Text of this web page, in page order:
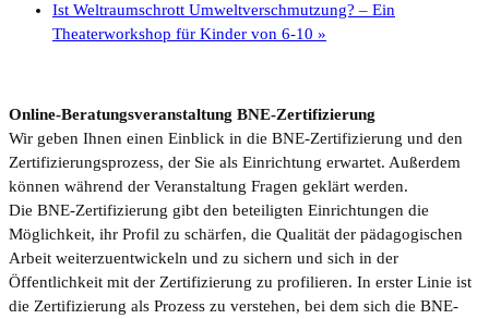
Ist Weltraumschrott Umweltverschmutzung? – Ein
Theaterworkshop für Kinder von 6-10 »
Online-Beratungsveranstaltung BNE-Zertifizierung
Wir geben Ihnen einen Einblick in die BNE-Zertifizierung und den
Zertifizierungsprozess, der Sie als Einrichtung erwartet. Außerdem
können während der Veranstaltung Fragen geklärt werden.
Die BNE-Zertifizierung gibt den beteiligten Einrichtungen die
Möglichkeit, ihr Profil zu schärfen, die Qualität der pädagogischen
Arbeit weiterzuentwickeln und zu sichern und sich in der
Öffentlichkeit mit der Zertifizierung zu profilieren. In erster Linie ist
die Zertifizierung als Prozess zu verstehen, bei dem sich die BNE-